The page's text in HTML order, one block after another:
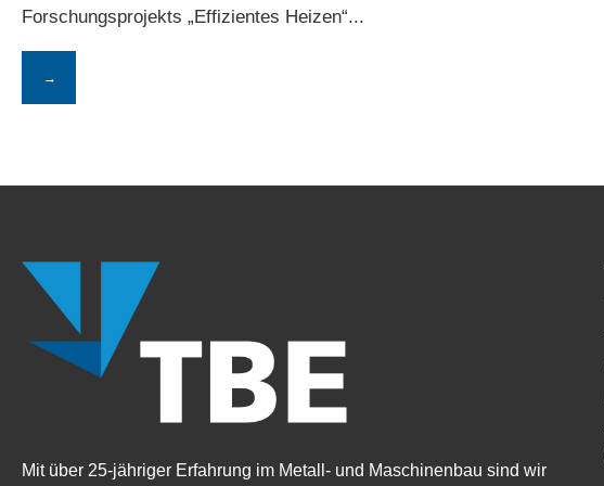
Forschungsprojekts „Effizientes Heizen“...
→
Mit über 25-jähriger Erfahrung im Metall- und Maschinenbau sind wir